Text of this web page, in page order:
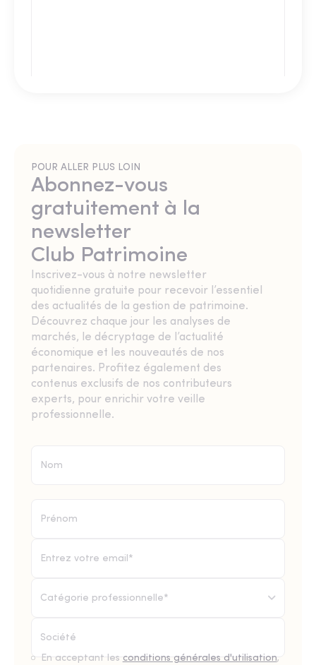
POUR ALLER PLUS LOIN
Abonnez-vous
gratuitement à la
newsletter
Club Patrimoine
Inscrivez-vous à notre newsletter
quotidienne gratuite pour recevoir l’essentiel
des actualités de la gestion de patrimoine.
Découvrez chaque jour les analyses de
marchés, le décryptage de l’actualité
économique et les nouveautés de nos
partenaires. Profitez également des
contenus exclusifs de nos contributeurs
experts, pour enrichir votre veille
professionnelle.
Catégorie professionnelle*
En acceptant les conditions générales d'utilisation,